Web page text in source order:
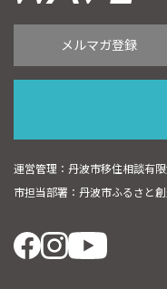
メルマガ登録
運営管理：丹波市移住相談有
市担当部署：丹波市ふるさと